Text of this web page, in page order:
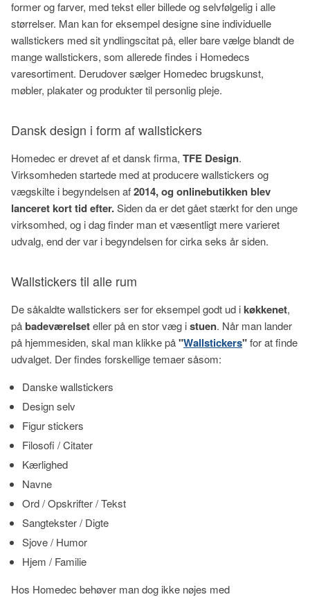
former og farver, med tekst eller billede og selvfølgelig i alle
størrelser. Man kan for eksempel designe sine individuelle
wallstickers med sit yndlingscitat på, eller bare vælge blandt de
mange wallstickers, som allerede findes i Homedecs
varesortiment. Derudover sælger Homedec brugskunst,
møbler, plakater og produkter til personlig pleje.
Dansk design i form af wallstickers
Homedec er drevet af et dansk firma, TFE Design.
Virksomheden startede med at producere wallstickers og
vægskilte i begyndelsen af2014, og onlinebutikken blev
lanceret kort tid efter.Siden da er det gået stærkt for den unge
virksomhed, og i dag finder man et væsentligt mere varieret
udvalg, end der var i begyndelsen for cirka seks år siden.
Wallstickers til alle rum
De såkaldte wallstickers ser for eksempel godt ud i køkkenet,
på badeværelseteller på en stor væg istuen. Når man lander
på hjemmesiden, skal man klikke på"Wallstickers"for at finde
udvalget. Der findes forskellige temaer såsom:
Danske wallstickers
Design selv
Figur stickers
Filosofi / Citater
Kærlighed
Navne
Ord / Opskrifter / Tekst
Sangtekster / Digte
Sjove / Humor
Hjem / Familie
Hos Homedec behøver man dog ikke nøjes med